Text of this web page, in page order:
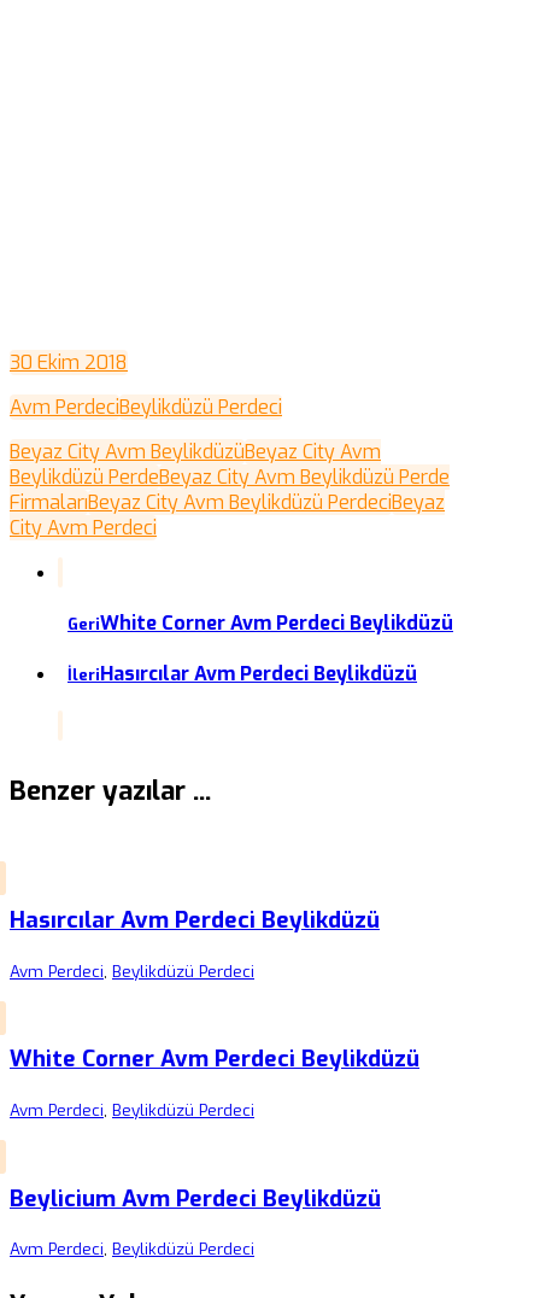
30 Ekim 2018
Avm PerdeciBeylikdüzü Perdeci
Beyaz City Avm BeylikdüzüBeyaz City Avm
Beylikdüzü PerdeBeyaz City Avm Beylikdüzü Perde
FirmalarıBeyaz City Avm Beylikdüzü PerdeciBeyaz
City Avm Perdeci
GeriWhite Corner Avm Perdeci Beylikdüzü
İleriHasırcılar Avm Perdeci Beylikdüzü
Benzer yazılar ...
Hasırcılar Avm Perdeci Beylikdüzü
Avm Perdeci, Beylikdüzü Perdeci
White Corner Avm Perdeci Beylikdüzü
Avm Perdeci, Beylikdüzü Perdeci
Beylicium Avm Perdeci Beylikdüzü
Avm Perdeci, Beylikdüzü Perdeci